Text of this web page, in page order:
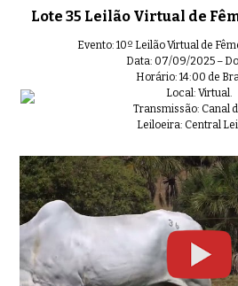
Lote 35 Leilão Virtual de
Evento: 10º Leilão Virtual de
Data: 07/09/2025 –
Horário: 14:00 de
Local: Virtual.
Transmissão: Canal
Leiloeira: Central